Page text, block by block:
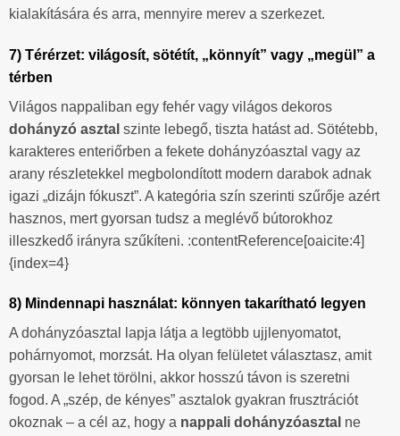
kialakítására és arra, mennyire merev a szerkezet.
7) Térérzet: világosít, sötétít, „könnyít” vagy „megül” a
térben
Világos nappaliban egy fehér vagy világos dekoros
dohányzó asztal szinte lebegő, tiszta hatást ad. Sötétebb,
karakteres enteriőrben a fekete dohányzóasztal vagy az
arany részletekkel megbolondított modern darabok adnak
igazi „dizájn fókuszt”. A kategória szín szerinti szűrője azért
hasznos, mert gyorsan tudsz a meglévő bútorokhoz
illeszkedő irányra szűkíteni. :contentReference[oaicite:4]
{index=4}
8) Mindennapi használat: könnyen takarítható legyen
A dohányzóasztal lapja látja a legtöbb ujjlenyomatot,
pohárnyomot, morzsát. Ha olyan felületet választasz, amit
gyorsan le lehet törölni, akkor hosszú távon is szeretni
fogod. A „szép, de kényes” asztalok gyakran frusztrációt
okoznak – a cél az, hogy a nappali dohányzóasztal ne